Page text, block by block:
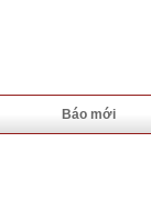
Báo mới